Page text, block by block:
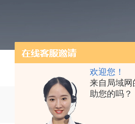
欢迎您！
来自局域网
助您的吗？
当前位置：